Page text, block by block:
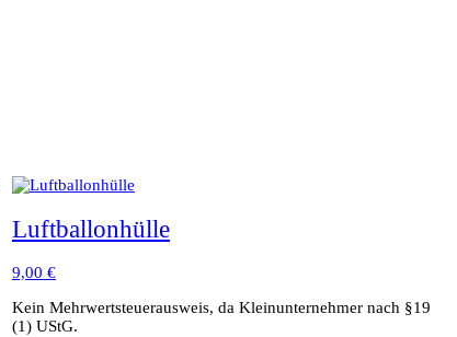
Luftballonhülle
9,00 €
Kein Mehrwertsteuerausweis, da Kleinunternehmer nach §19
(1) UStG.